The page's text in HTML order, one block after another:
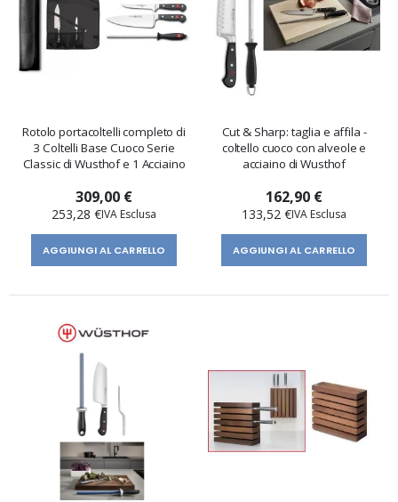
Rotolo portacoltelli completo di
3 Coltelli Base Cuoco Serie
Classic di Wusthof e 1 Acciaino
309,00 €
253,28 €
AGGIUNGI AL CARRELLO
Cut & Sharp: taglia e affila -
coltello cuoco con alveole e
acciaino di Wusthof
162,90 €
133,52 €
AGGIUNGI AL CARRELLO